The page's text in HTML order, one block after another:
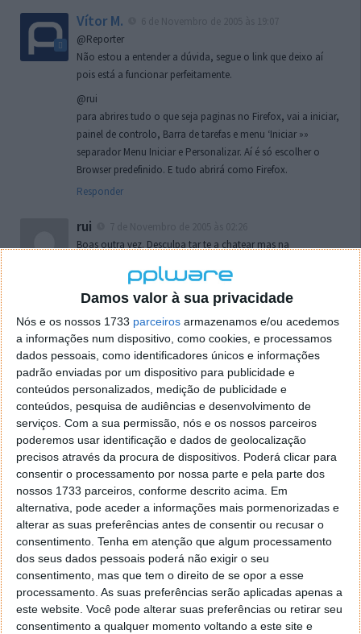
Damos valor à sua privacidade
Nós e os nossos 1733 parceiros armazenamos e/ou acedemos
a informações num dispositivo, como cookies, e processamos
dados pessoais, como identificadores únicos e informações
padrão enviadas por um dispositivo para publicidade e
conteúdos personalizados, medição de publicidade e
conteúdos, pesquisa de audiências e desenvolvimento de
serviços. Com a sua permissão, nós e os nossos parceiros
poderemos usar identificação e dados de geolocalização
precisos através da procura de dispositivos. Poderá clicar para
consentir o processamento por nossa parte e pela parte dos
nossos 1733 parceiros, conforme descrito acima. Em
alternativa, pode aceder a informações mais pormenorizadas e
alterar as suas preferências antes de consentir ou recusar o
consentimento. Tenha em atenção que algum processamento
dos seus dados pessoais poderá não exigir o seu
consentimento, mas que tem o direito de se opor a esse
processamento. As suas preferências serão aplicadas apenas a
este website. Você pode alterar suas preferências ou retirar seu
consentimento a qualquer momento voltando a este site e
Vítor M.
@Reporter
Não estou a entender a dúvida, segue o link que deixo aí
pois está a funcionar perfeitamente.
@rui
para abrires tudo o que seja paginas no Firefox, vai a iniciar,
painel de controlo, Barra de tarefas e menu ‘Iniciar »»
separador Menu Iniciar e Personalizar. Aí é só escolher o
Browser predefinido. E tudo abrirá como Firefox.
Responder
rui
Boas outra vez. Desculpa tar te a chatear mas na
o firefox como browser predefenido
de control tudo e nada. Tou a comecar a desesperar, ate ja
tentei apagar o explorer na tentativa de forçar o uso do
firefox mas em vao. Kaso te lembres de outra dica fico
agradecido, caso contrario obrigado a mesma
Responder
Vítor M.
7 de Novembro de 2005 às 01:39
@Reporter
Desculpa mas o link funciona. Seja como for segue por mail
o MSn Messenger 8.
Responder
Vítor M.
7 de Novembro de 2005 às 11:21
@Rui
Tens de encontrar o que te falei. Faz da seguinte maneira,
janela iniciar e no topo dessa janela com o botão direito do
rato faz propriedades. Depois no separador Menu ‘Iniciar’
clica no botão ‘Personalizar’ aí encontrarás no separador
geral a opção para escolheres o Browser com que queres